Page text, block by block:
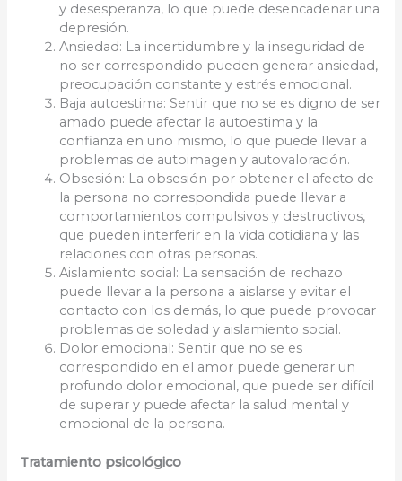
y desesperanza, lo que puede desencadenar una
depresión.
Ansiedad: La incertidumbre y la inseguridad de
no ser correspondido pueden generar ansiedad,
preocupación constante y estrés emocional.
Baja autoestima: Sentir que no se es digno de ser
amado puede afectar la autoestima y la
confianza en uno mismo, lo que puede llevar a
problemas de autoimagen y autovaloración.
Obsesión: La obsesión por obtener el afecto de
la persona no correspondida puede llevar a
comportamientos compulsivos y destructivos,
que pueden interferir en la vida cotidiana y las
relaciones con otras personas.
Aislamiento social: La sensación de rechazo
puede llevar a la persona a aislarse y evitar el
contacto con los demás, lo que puede provocar
problemas de soledad y aislamiento social.
Dolor emocional: Sentir que no se es
correspondido en el amor puede generar un
profundo dolor emocional, que puede ser difícil
de superar y puede afectar la salud mental y
emocional de la persona.
Tratamiento psicológico